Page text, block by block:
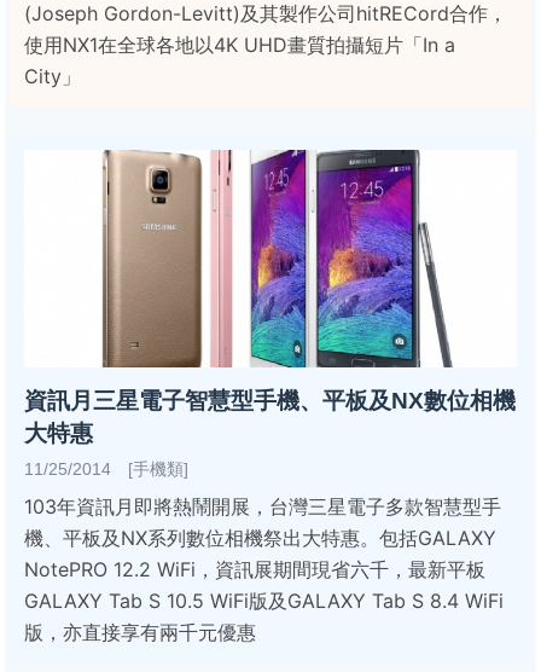
(Joseph Gordon-Levitt)及其製作公司hitRECord合作，
使用NX1在全球各地以4K UHD畫質拍攝短片「In a
City」
資訊月三星電子智慧型手機、平板及NX數位相機
大特惠
11/25/2014 [手機類]
103年資訊月即將熱鬧開展，台灣三星電子多款智慧型手
機、平板及NX系列數位相機祭出大特惠。包括GALAXY
NotePRO 12.2 WiFi，資訊展期間現省六千，最新平板
GALAXY Tab S 10.5 WiFi版及GALAXY Tab S 8.4 WiFi
版，亦直接享有兩千元優惠